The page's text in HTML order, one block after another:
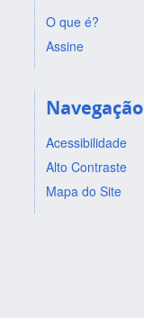
O que é?
Assine
Navegação
Acessibilidade
Alto Contraste
Mapa do Site